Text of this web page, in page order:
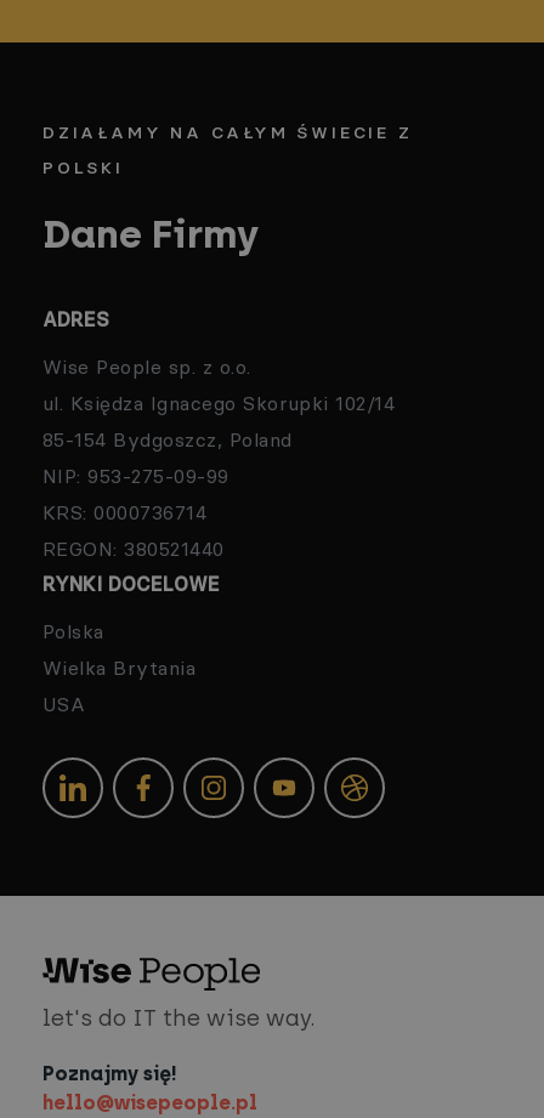
DZIAŁAMY NA CAŁYM ŚWIECIE Z
POLSKI
Dane Firmy
ADRES
Wise People sp. z o.o.
ul. Księdza Ignacego Skorupki 102/14
85-154 Bydgoszcz, Poland
NIP: 953-275-09-99
KRS: 0000736714
REGON: 380521440
RYNKI DOCELOWE
Polska
Wielka Brytania
USA
let's do IT the wise way.
Poznajmy się!
hello@wisepeople.pl